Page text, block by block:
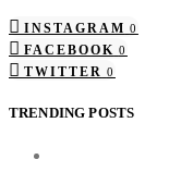
INSTAGRAM 0
FACEBOOK 0
TWITTER 0
TRENDING POSTS